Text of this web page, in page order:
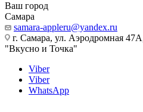
Ваш город
Самара
samara-appleru@yandex.ru
г. Самара, ул. Аэродромная
"Вкусно и Точка"
Viber
Viber
WhatsApp